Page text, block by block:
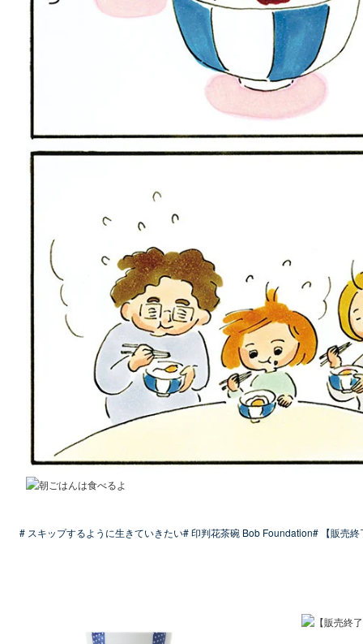
# スキップするように生きていきたい# 印判花茶碗 Bob Foundation# 【販売終